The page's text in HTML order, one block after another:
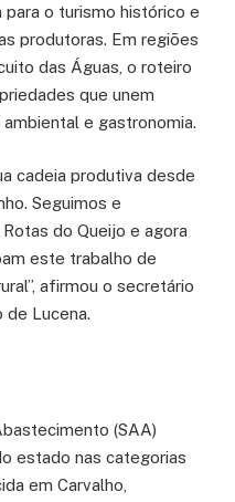
o turismo histórico e
produtoras. Em regiões
das Águas, o roteiro
que unem
e gastronomia.
cadeia produtiva desde
Seguimos e
do Queijo e agora
este trabalho de
afirmou o secretário
de Lucena.
(SAA)
estado nas categorias
em Carvalho,